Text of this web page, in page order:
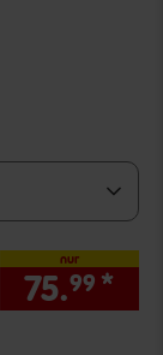
nur
75.99 *